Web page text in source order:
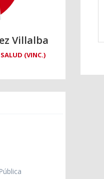
Villalba
(VINC.)